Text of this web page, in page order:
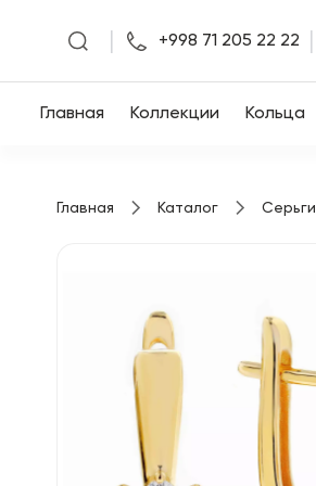
Главная
+998 71 205 22 22
Главная Коллекции Кольца
Главная Каталог Серьги